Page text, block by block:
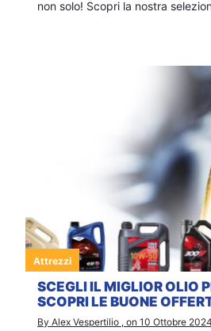
non solo! Scopri la nostra
Attrezzi
SCEGLI IL MIGLIOR OLIO
SCOPRI LE BUONE
By Alex Vespertilio , on 10 Ottobre